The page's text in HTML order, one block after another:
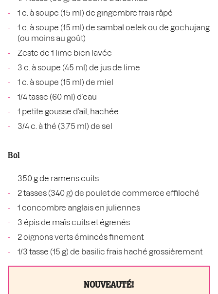
1 c. à soupe (15 ml) de gingembre frais râpé
1 c. à soupe (15 ml) de sambal oelek ou de gochujang
(ou moins au goût)
Zeste de 1 lime bien lavée
3 c. à soupe (45 ml) de jus de lime
1 c. à soupe (15 ml) de miel
1/4 tasse (60 ml) d’eau
1 petite gousse d’ail, hachée
3/4 c. à thé (3,75 ml) de sel
Bol
350 g de ramens cuits
2 tasses (340 g) de poulet de commerce effiloché
1 concombre anglais en juliennes
3 épis de maïs cuits et égrenés
2 oignons verts émincés finement
1/3 tasse (15 g) de basilic frais haché grossièrement
NOUVEAUTÉ!